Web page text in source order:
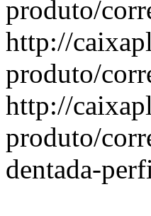
produto/
http://
produto/
http://
produto/
dentada-